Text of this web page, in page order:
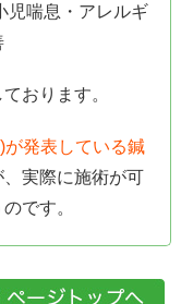
児喘息・アレルギ
おります。
発表している鍼
、実際に施術が可
です。